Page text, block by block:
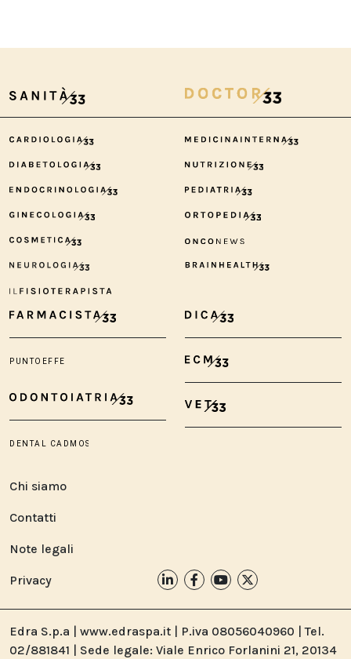
Chi siamo
Contatti
Note legali
Privacy
Edra S.p.a | www.edraspa.it | P.iva 08056040960 | Tel.
02/881841 | Sede legale: Viale Enrico Forlanini 21, 20134